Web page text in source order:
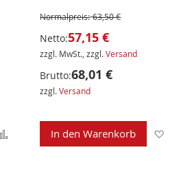
Normalpreis: 63,50 €
Netto:57,15 €
zzgl. MwSt., zzgl.Versand
Brutto:68,01 €
zzgl.Versand
In den Warenkorb